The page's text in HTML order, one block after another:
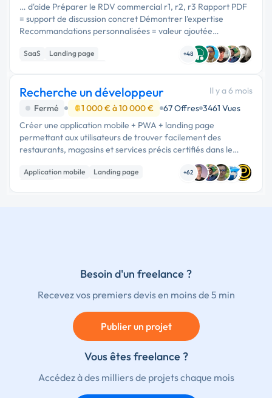
… d'aide Préparer le RDV commercial r1, r2, r3 Rapport PDF
= support de discussion concret Démontrer l'expertise
Recommandations personnalisées = valeur ajoutée
immédiate COMMENT ÇA MARCHE ? Parcours Utilisateur 1.
LANDING PAGE → …
SaaS
Landing page
+48
Recherche un développeur
Il y a 6 mois
Fermé
1 000 € à 10 000 € 67 Offres 3461 Vues
Créer une application mobile + PWA + landing page
permettant aux utilisateurs de trouver facilement des
restaurants, magasins et services précis certifiés dans le
monde entier. Résumé du projet – Application mobile &
Landing Page Objectif …
Application mobile
Landing page
+62
Besoin d'un freelance ?
Recevez vos premiers devis en moins de 5 min
Publier un projet
Vous êtes freelance ?
Accédez à des milliers de projets chaque mois